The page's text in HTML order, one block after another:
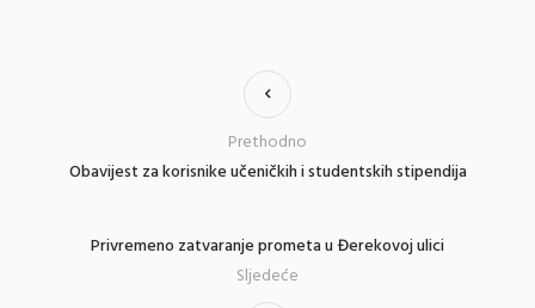
Obavijest za korisnike učeničkih i studentskih stipendija
Prethodno
Privremeno zatvaranje prometa u Đerekovoj ulici
Sljedeće